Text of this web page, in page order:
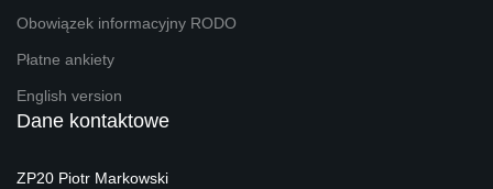
Obowiązek informacyjny RODO
Płatne ankiety
English version
Dane kontaktowe
ZP20 Piotr Markowski